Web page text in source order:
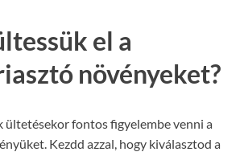
el a
növényeket?
ültetésekor fontos figyelembe venni a
Kezdd azzal, hogy kiválasztod a